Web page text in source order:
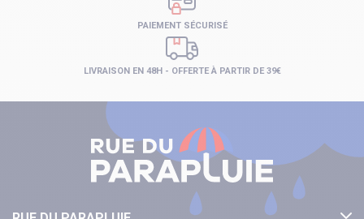
LIVRAISON EN 48H - OFFERTE À PARTIR DE 39€
PAIEMENT SÉCURISÉ